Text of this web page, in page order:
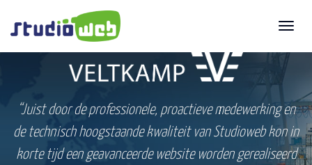
Toggle
“Juist door de professionele, proactieve medewerking en
de technisch hoogstaande kwaliteit van Studioweb kon in
korte tijd een geavanceerde website worden gerealiseerd